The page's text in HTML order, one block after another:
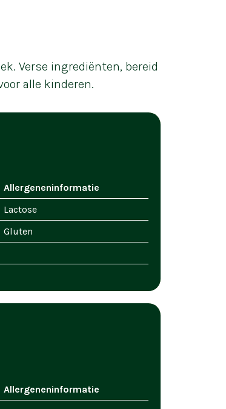
Verse ingrediënten, bereid
alle kinderen.
Allergeneninformatie
Lactose
Gluten
Allergeneninformatie